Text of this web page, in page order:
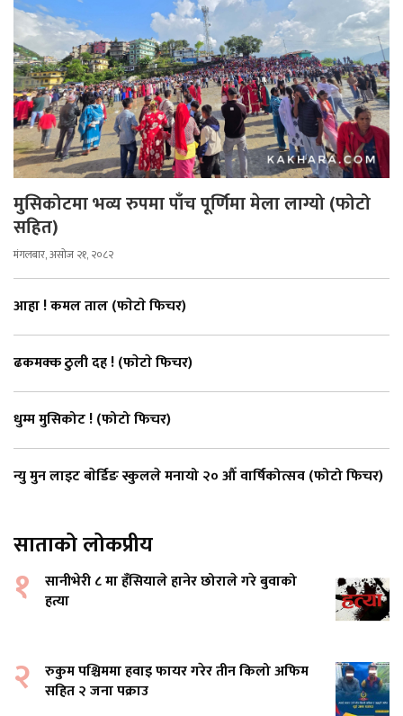
मुसिकोटमा भव्य रुपमा पाँच पूर्णिमा मेला लाग्यो (फोटो
सहित)
मंगलबार, असोज २१, २०८२
आहा ! कमल ताल (फाेटाे फिचर)
ढकमक्क ठुली दह ! (फाेटाे फिचर)
धुम्म मुसिकोट ! (फोटो फिचर)
न्यु मुन लाइट बाेर्डिङ स्कुलले मनायो २० औँ वार्षिकोत्सव (फोटो फिचर)
साताको लोकप्रीय
१
सानीभेरी ८ मा हँसियाले हानेर छोराले गरे बुवाको
हत्या
२
रुकुम पश्चिममा हवाइ फायर गरेर तीन किलो अफिम
सहित २ जना पक्राउ